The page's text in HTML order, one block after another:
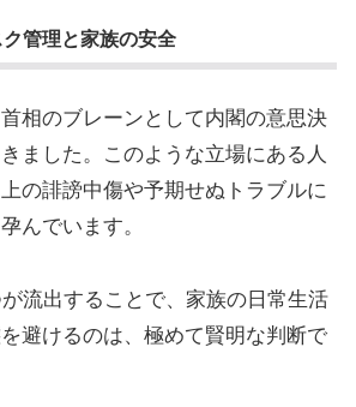
管理と家族の安全
相のブレーンとして内閣の意思決
ました。このような立場にある人
の誹謗中傷や予期せぬトラブルに
んでいます。
流出することで、家族の日常生活
避けるのは、極めて賢明な判断で